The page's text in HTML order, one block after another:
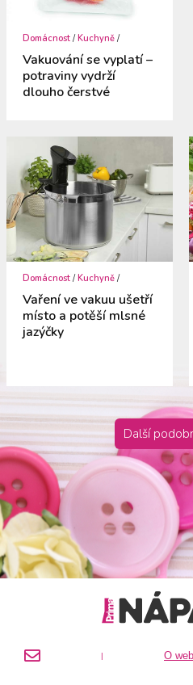
Domácnost /Kuchyně /
Vakuování se vyplatí –
potraviny vydrží
dlouho čerstvé
Domácnost /Kuchyně /
Vaření ve vakuu ušetří
místo a potěší mlsné
jazýčky
Další
| O